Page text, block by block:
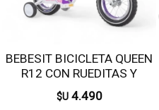
BEBESIT BICICLETA QUEEN
R12 CON RUEDITAS Y
CANASTO BK002VI
$U 4.490